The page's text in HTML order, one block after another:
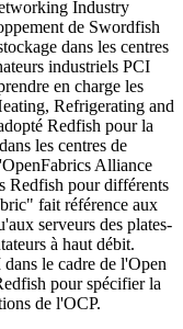
Industry
de Swordfish
dans les centres
industriels PCI
en charge les
Refrigerating and
Redfish pour la
les centres de
Alliance
Redfish pour différents
fait référence aux
serveurs des plates-
à haut débit.
le cadre de l'Open
pour spécifier la
de l'OCP.